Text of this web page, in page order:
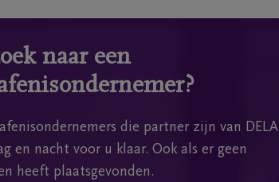
naar een
die partner zijn van DELA
en nacht voor u klaar. Ook als er geen
heeft plaatsgevonden.